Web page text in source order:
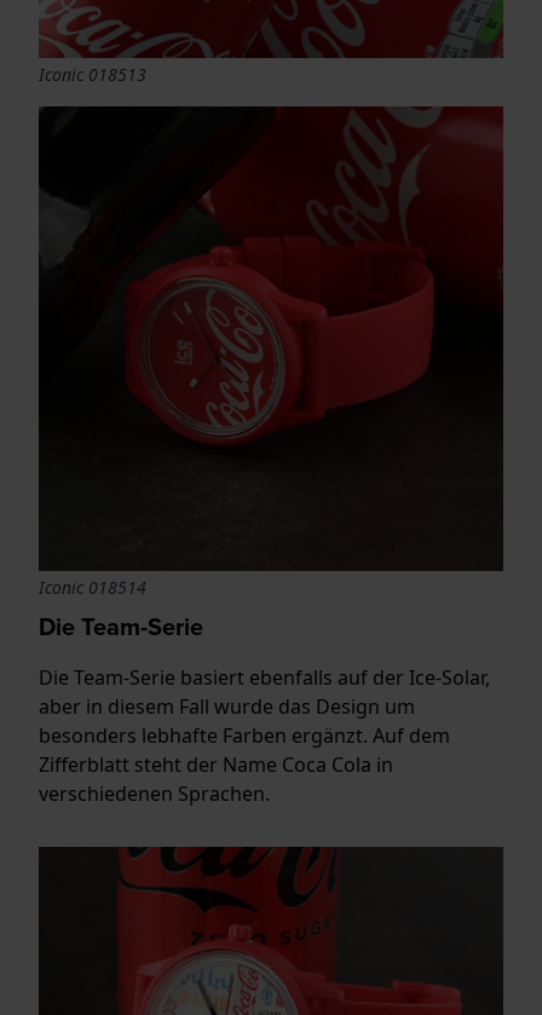
Iconic 018513
Iconic 018514
Die Team-Serie
Die Team-Serie basiert ebenfalls auf der Ice-Solar,
aber in diesem Fall wurde das Design um
besonders lebhafte Farben ergänzt. Auf dem
Zifferblatt steht der Name Coca Cola in
verschiedenen Sprachen.